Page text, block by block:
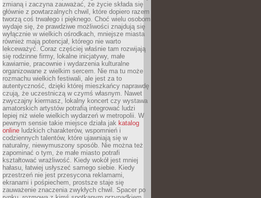
zmianą i zaczyna zauważać, że życie składa się
głównie z powtarzalnych chwil, które dopiero razem
tworzą coś trwałego i pięknego. Choć wielu osobom
wydaje się, że prawdziwe możliwości znajdują się
wyłącznie w wielkich ośrodkach, mniejsze miasta
również mają potencjał, którego nie warto
lekceważyć. Coraz częściej właśnie tam rozwijają
się rodzinne firmy, lokalne inicjatywy, małe
kawiarnie, pracownie i wydarzenia kulturalne
organizowane z wielkim sercem. Nie ma tu może
rozmachu wielkich festiwali, ale jest za to
autentyczność, dzięki której mieszkańcy naprawdę
czują, że uczestniczą w czymś własnym. Nawet
zwyczajny kiermasz, lokalny koncert czy wystawa
amatorskich artystów potrafią integrować ludzi
lepiej niż wiele wielkich wydarzeń w metropolii. W
pewnym sensie takie miejsce działa jak katalog
online ludzkich charakterów, wspomnień i
codziennych talentów, które ujawniają się w
naturalny, niewymuszony sposób. Nie można też
zapominać o tym, że małe miasto potrafi
kształtować wrażliwość. Kiedy wokół jest mniej
hałasu, łatwiej usłyszeć samego siebie. Kiedy
przestrzeń nie jest przesycona reklamami,
ekranami i pośpiechem, prostsze staje się
zauważenie znaczenia zwykłych chwil. Spacer po